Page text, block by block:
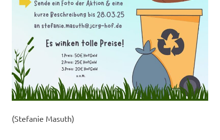
(Stefanie Masuth)